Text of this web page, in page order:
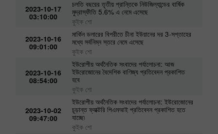
2023-10-17
03:10:00
চলতি বছরের তৃতীয় প্রান্তিকে নিউজিল্যান্ডের বার্ষিক
মুদ্রাস্ফীতি 5.6% এ নেমে এসেছে
কুইক শো
2023-10-16
09:01:00
মার্কিন ডলারের বিপরীতে চীনা ইউয়ানের দর 3-সপ্তাহের
মধ্যে সর্বনিম্ন স্তরে নেমে এসেছে
কুইক শো
2023-10-16
08:54:00
ইউরোপীয় অর্থনৈতিক সংবাদের পর্যালোচনা: আজ
ইউরোজোনের বৈদেশিক বাণিজ্য প্রতিবেদন প্রকাশিত
হবে
কুইক শো
2023-10-02
09:47:00
ইউরোপীয় অর্থনৈতিক সংবাদের পর্যালোচনা: ইউরোজোনের
চূড়ান্ত ফ্যাক্টরি পিএমআই প্রতিবেদন প্রকাশিত হতে
যাচ্ছে৷
কুইক শো